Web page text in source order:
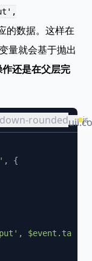
的数据。这样在
量就会基于抛出
作还是在父层完
rounded js